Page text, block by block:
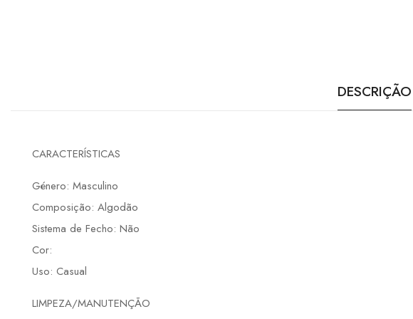
DESCRIÇÃO
CARACTERÍSTICAS
Género: Masculino
Composição: Algodão
Sistema de Fecho: Não
Cor:
Uso: Casual
LIMPEZA/MANUTENÇÃO